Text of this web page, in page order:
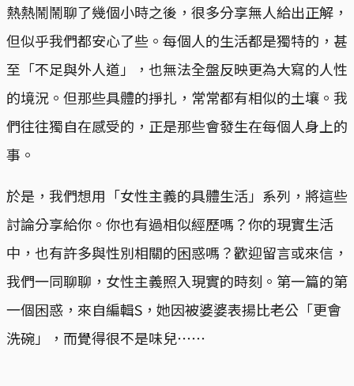
熱熱鬧鬧聊了幾個小時之後，很多分享無人給出正解，
但似乎我們都安心了些。每個人的生活都是獨特的，甚
至「不足與外人道」，也無法全盤反映更為大寫的人性
的境況。但那些具體的掙扎，常常都有相似的土壤。我
們往往獨自在感受的，正是那些會發生在每個人身上的
事。
於是，我們想用「女性主義的具體生活」系列，將這些
討論分享給你。你也有過相似經歷嗎？你的現實生活
中，也有許多與性別相關的困惑嗎？歡迎留言或來信，
我們一同聊聊，女性主義照入現實的時刻。第一篇的第
一個困惑，來自編輯S，她因被婆婆表揚比老公「更會
洗碗」，而覺得很不是味兒⋯⋯